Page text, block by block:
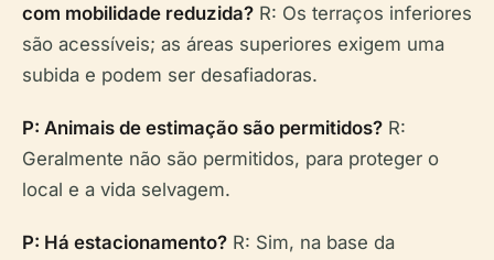
com mobilidade reduzida? R: Os terraços inferiores
são acessíveis; as áreas superiores exigem uma
subida e podem ser desafiadoras.
P: Animais de estimação são permitidos? R:
Geralmente não são permitidos, para proteger o
local e a vida selvagem.
P: Há estacionamento? R: Sim, na base da